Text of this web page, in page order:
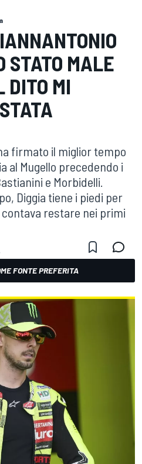
STATO MALE
DITO MI
firmato il miglior tempo
al Mugello precedendo i
e Morbidelli.
Diggia tiene i piedi per
restare nei primi
FONTE PREFERITA